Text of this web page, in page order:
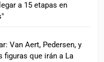
a 15 etapas en
Van Aert, Pedersen, y
figuras que irán a La